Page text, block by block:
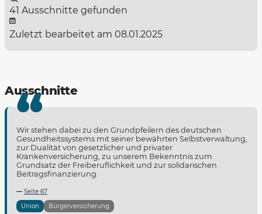
41 Ausschnitte gefunden
Zuletzt bearbeitet am 08.01.2025
Ausschnitte
Wir stehen dabei zu den Grundpfeilern des deutschen
Gesundheitssystems mit seiner bewährten Selbstverwaltung,
zur Dualität von gesetzlicher und privater
Krankenversicherung, zu unserem Bekenntnis zum
Grundsatz der Freiberuflichkeit und zur solidarischen
Beitragsfinanzierung.
Seite 67
Union
Bürgerversicherung